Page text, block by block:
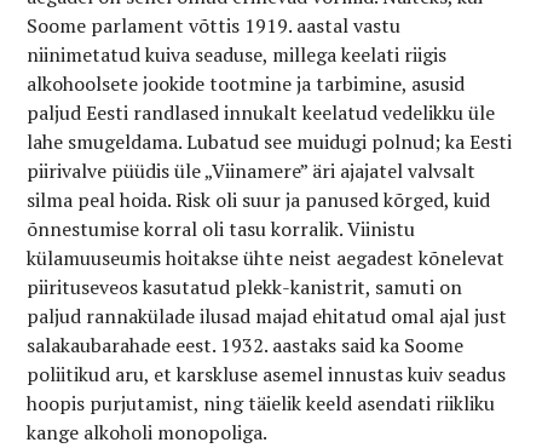
Soome parlament võttis 1919. aastal vastu
niinimetatud kuiva seaduse, millega keelati riigis
alkohoolsete jookide tootmine ja tarbimine, asusid
paljud Eesti randlased innukalt keelatud vedelikku üle
lahe smugeldama. Lubatud see muidugi polnud; ka Eesti
piirivalve püüdis üle „Viinamere” äri ajajatel valvsalt
silma peal hoida. Risk oli suur ja panused kõrged, kuid
õnnestumise korral oli tasu korralik. Viinistu
külamuuseumis hoitakse ühte neist aegadest kõnelevat
piirituseveos kasutatud plekk-kanistrit, samuti on
paljud rannakülade ilusad majad ehitatud omal ajal just
salakaubarahade eest. 1932. aastaks said ka Soome
poliitikud aru, et karskluse asemel innustas kuiv seadus
hoopis purjutamist, ning täielik keeld asendati riikliku
kange alkoholi monopoliga.